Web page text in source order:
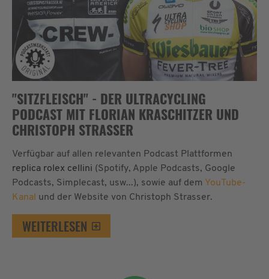
"SITZFLEISCH" - DER ULTRACYCLING
PODCAST MIT FLORIAN KRASCHITZER UND
CHRISTOPH STRASSER
Verfügbar auf allen relevanten Podcast Plattformen
replica rolex cellini (Spotify, Apple Podcasts, Google
Podcasts, Simplecast, usw...), sowie auf dem YouTube-
Kanal und der Website von Christoph Strasser.
WEITERLESEN